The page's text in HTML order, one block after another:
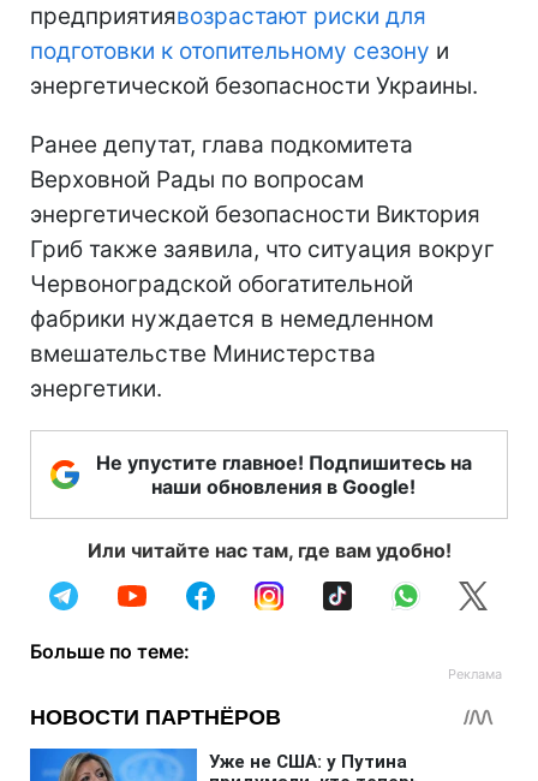
предприятиявозрастают риски для
подготовки к отопительному сезону и
энергетической безопасности Украины.
Ранее депутат, глава подкомитета
Верховной Рады по вопросам
энергетической безопасности Виктория
Гриб также заявила, что ситуация вокруг
Червоноградской обогатительной
фабрики нуждается в немедленном
вмешательстве Министерства
энергетики.
Не упустите главное! Подпишитесь на
наши обновления в Google!
Или читайте нас там, где вам удобно!
Больше по теме: